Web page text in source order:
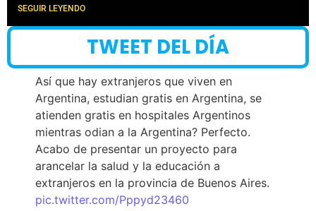
SEGUIR LEYENDO
TWEET DEL DÍA
Así que hay extranjeros que viven en
Argentina, estudian gratis en Argentina, se
atienden gratis en hospitales Argentinos
mientras odian a la Argentina? Perfecto.
Acabo de presentar un proyecto para
arancelar la salud y la educación a
extranjeros en la provincia de Buenos Aires.
pic.twitter.com/Pppyd23460